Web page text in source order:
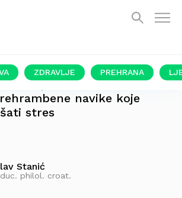
ZDRAVLJE PREHRANA
navike koje
stres
Stanić
philol. croat.